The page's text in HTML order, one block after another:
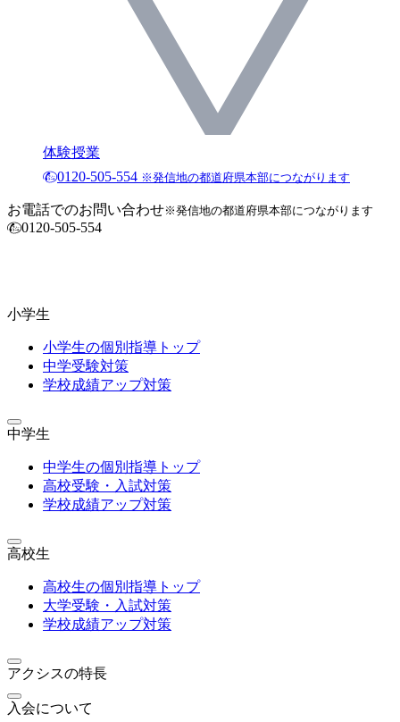
体験授業
0120-505-554 ※発信地の都道府県本部につながります
お電話でのお問い合わせ※発信地の都道府県本部につながります
0120-505-554
小学生
小学生の個別指導トップ
中学受験対策
学校成績アップ対策
中学生
中学生の個別指導トップ
高校受験・入試対策
学校成績アップ対策
高校生
高校生の個別指導トップ
大学受験・入試対策
学校成績アップ対策
アクシスの特長
入会について